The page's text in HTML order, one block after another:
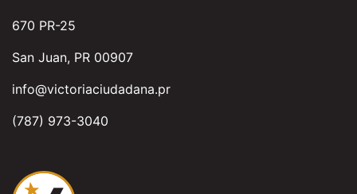
670 PR-25
San Juan, PR 00907
info@victoriaciudadana.pr
(787) 973-3040